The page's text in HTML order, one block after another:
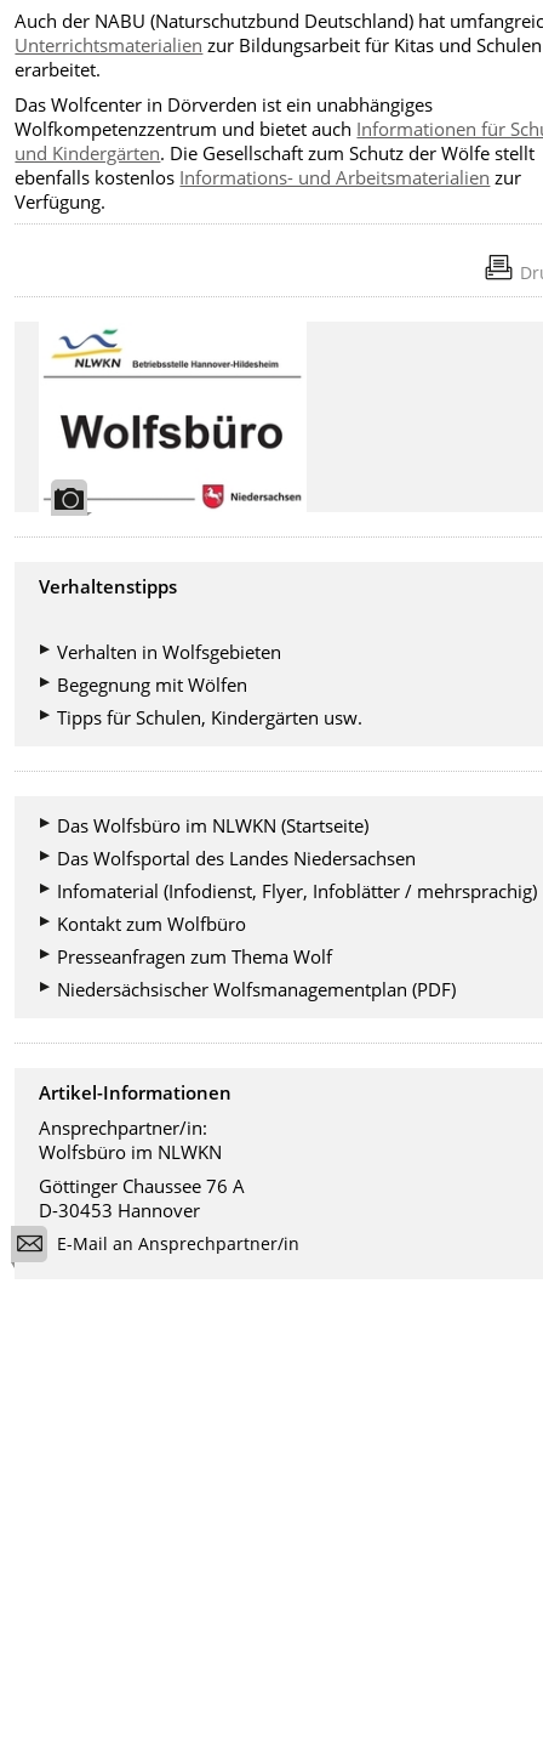
Auch der NABU (Naturschutzbund Deutschland) hat
Unterrichtsmaterialien zur Bildungsarbeit für Kitas und Schulen
erarbeitet.
Das Wolfcenter in Dörverden ist ein unabhängiges
Wolfkompetenzzentrum und bietet auch Informationen für
und Kindergärten. Die Gesellschaft zum Schutz der Wölfe stellt
ebenfalls kostenlos Informations- und Arbeitsmaterialien zur
Verfügung.
Verhaltenstipps
Verhalten in Wolfsgebieten
Begegnung mit Wölfen
Tipps für Schulen, Kindergärten usw.
Das Wolfsbüro im NLWKN (Startseite)
Das Wolfsportal des Landes Niedersachsen
Infomaterial (Infodienst, Flyer, Infoblätter / mehrsprachig)
Kontakt zum Wolfbüro
Presseanfragen zum Thema Wolf
Niedersächsischer Wolfsmanagementplan (PDF)
Artikel-Informationen
Ansprechpartner/in:
Wolfsbüro im NLWKN
Göttinger Chaussee 76 A
D-30453 Hannover
E-Mail an Ansprechpartner/in